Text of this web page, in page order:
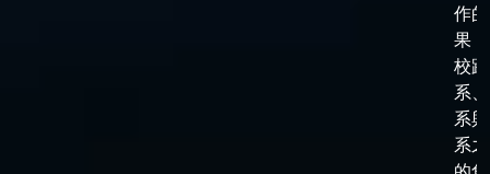
作
果
校跟
系
系
系